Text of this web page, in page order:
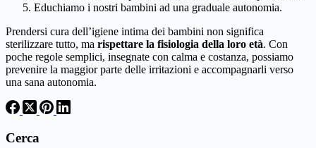
Educhiamo i nostri bambini ad una graduale autonomia.
Prendersi cura dell’igiene intima dei bambini non significa
sterilizzare tutto, ma rispettare la fisiologia della loro età. Con
poche regole semplici, insegnate con calma e costanza, possiamo
prevenire la maggior parte delle irritazioni e accompagnarli verso
una sana autonomia.
Cerca